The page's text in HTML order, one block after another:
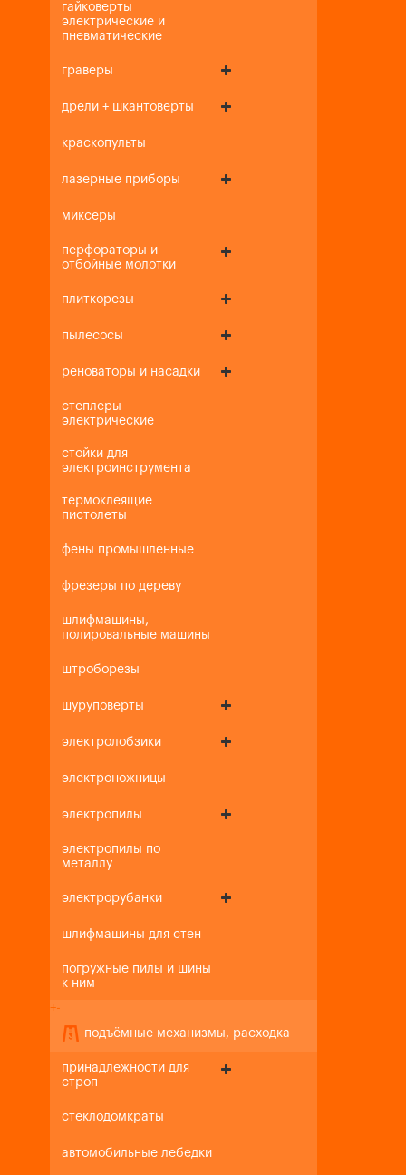
гайковерты
электрические и
пневматические
граверы
дрели + шкантоверты
краскопульты
лазерные приборы
миксеры
перфораторы и
отбойные молотки
плиткорезы
пылесосы
реноваторы и насадки
степлеры
электрические
стойки для
электроинструмента
термоклеящие
пистолеты
фены промышленные
фрезеры по дереву
шлифмашины,
полировальные машины
штроборезы
шуруповерты
электролобзики
электроножницы
электропилы
электропилы по
металлу
электрорубанки
шлифмашины для стен
погружные пилы и шины
к ним
+-
подъёмные механизмы, расходка
принадлежности для
строп
стеклодомкраты
автомобильные лебедки